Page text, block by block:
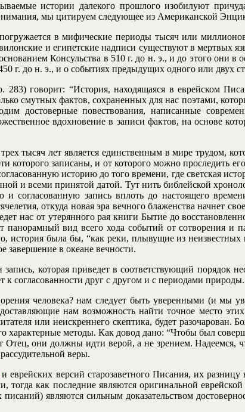
истории далекого прошлого изобилуют
мы цитируем следующее из Американской
в мифические периоды тысяч или
и египетские надписи существуют в мертвых
Консульства в 510 г. до н. э., и до этого они
г. до н. э., и о событиях предыдущих одного или двух
283) говорит: “История, находящаяся в еврейском
смутных фактов, сохраненных для нас поэтами,
достоверные повествования, написанные
вдохновение в записи фактов, на основе
тысяч лет является единственным в мире трудом,
которого записаны, и от которого можно проследить
историю до того времени, где светская
и всеми принятой датой. Тут нить библейской
и согласованную запись вплоть до настоящего
откуда новая эра вечного блаженства начнет
нас от утерянного рая книги Бытие до
панорамный вид всего хода событий от сотворения и
история была бы, “как реки, плывущие из
завершение в океане вечности.
которая приведет в соответствующий порядок
к согласованности друг с другом и с периодами природы.
человека? нам следует быть уверенными (и мы
нам возможность найти точное место
или неискреннего скептика, будет
характерные методы. Как довод дано: “Чтобы был
Отец, они должны идти верой, а не зрением.
веры.
и еврейских версий старозаветного Писания, их
как последние являются оригинальной
являются сильным доказательством